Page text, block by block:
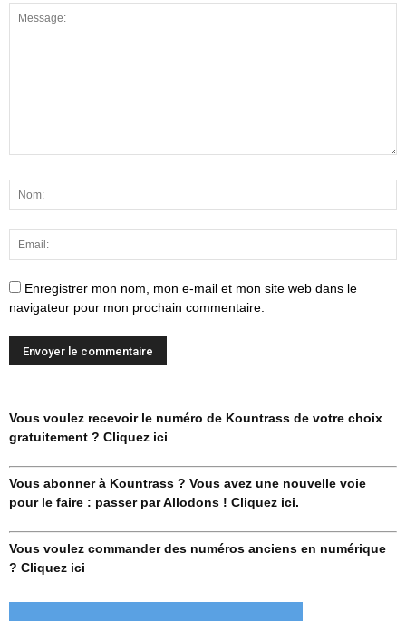
Enregistrer mon nom, mon e-mail et mon site web dans le
navigateur pour mon prochain commentaire.
Vous voulez recevoir le numéro de Kountrass de votre choix
gratuitement ? Cliquez ici
Vous abonner à Kountrass ? Vous avez une nouvelle voie
pour le faire : passer par Allodons ! Cliquez ici.
Vous voulez commander des numéros anciens en numérique
? Cliquez ici